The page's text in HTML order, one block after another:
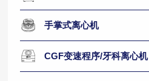
手掌式离心机
CGF变速程序/牙科离心机